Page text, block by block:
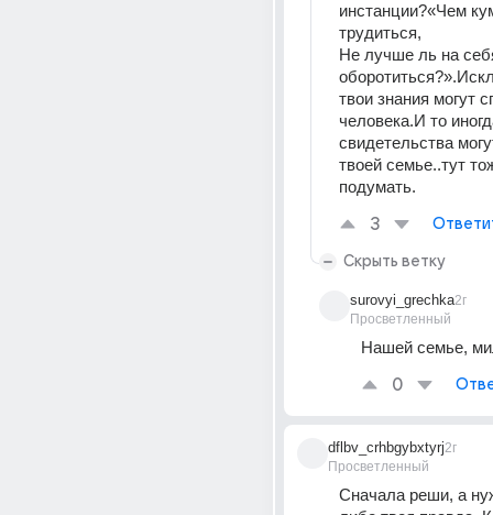
инстанции?«Чем
трудиться,
Не лучше ль на
твои знания могут
человека.И то
свидетельства
твоей семье..тут
подумать.
3
Скрыть ветку
surovyi_grechka
Просветленный
2г
Нашей семье,
0
dflbv_crhbgybxtyrj
Просветленный
2г
Сначала реши, а